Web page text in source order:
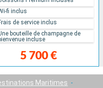
5 700 €
fi inclus
de service inclus
bouteille de champagne de
incluse
Maritimes